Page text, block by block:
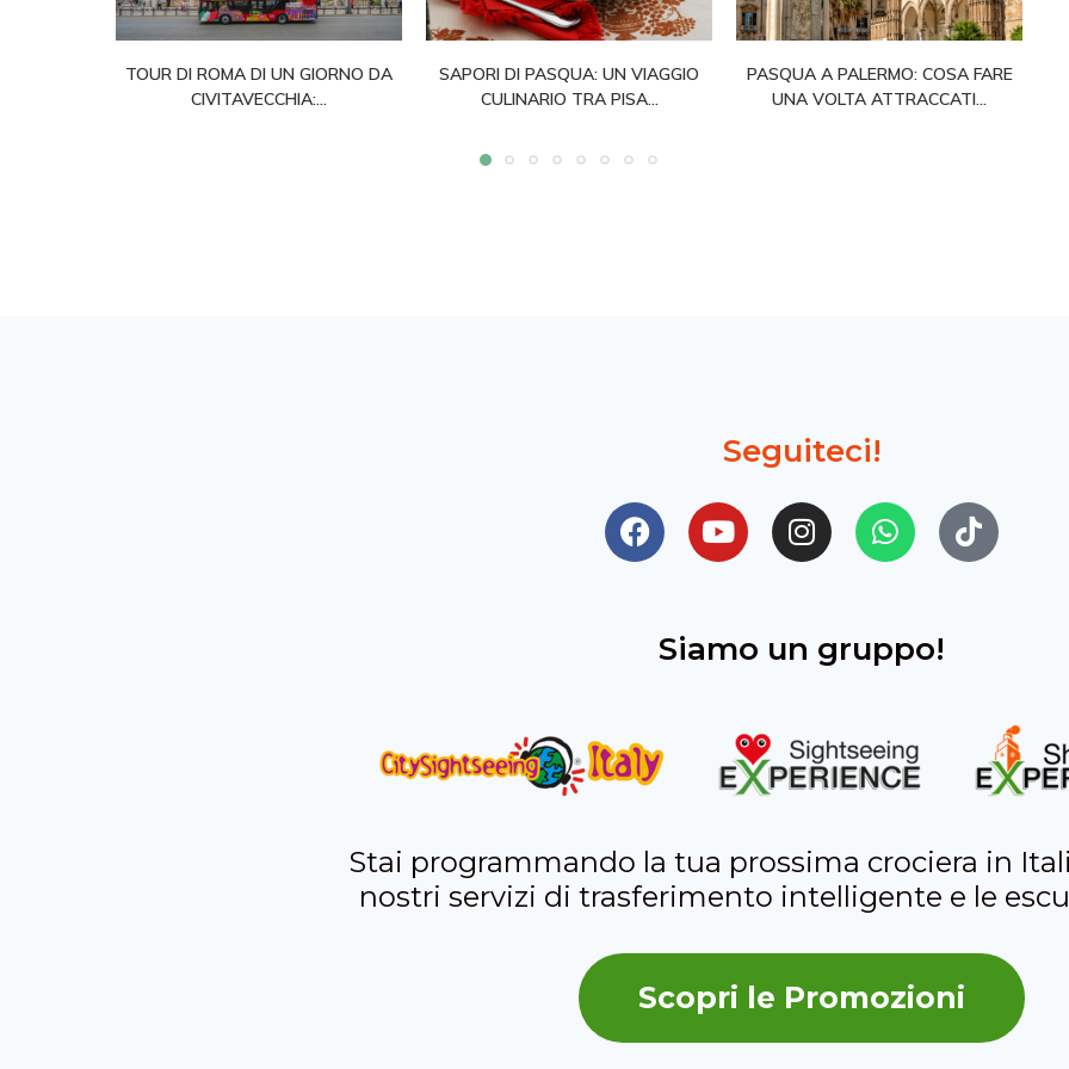
TOUR DI ROMA DI UN GIORNO DA
CIVITAVECCHIA:...
SAPORI DI PASQUA: UN VIAGGIO
CULINARIO TRA PISA...
PASQUA A PALERMO: COSA FARE
UNA VOLTA ATTRACCATI...
Seguiteci!
Siamo un gruppo!
Stai programmando la tua prossima crociera in
nostri servizi di trasferimento intelligente e le
Scopri le Promozioni